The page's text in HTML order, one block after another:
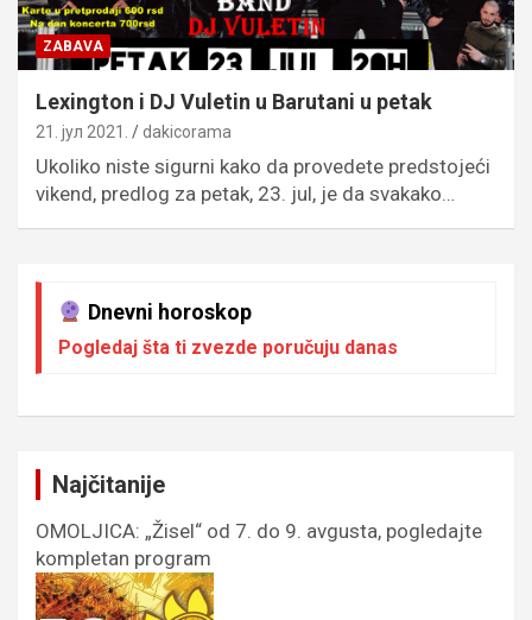
ZABAVA
Lexington i DJ Vuletin u Barutani u petak
21. јул 2021. dakicorama
Ukoliko niste sigurni kako da provedete predstojeći
vikend, predlog za petak, 23. jul, je da svakako…
Dnevni horoskop
Pogledaj šta ti zvezde poručuju danas
Najčitanije
OMOLJICA: „Žisel“ od 7. do 9. avgusta, pogledajte
kompletan program